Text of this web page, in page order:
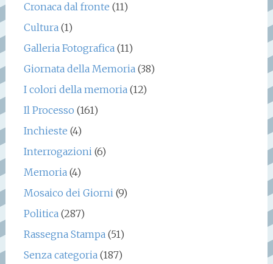
Cronaca dal fronte (11)
Cultura(1)
Galleria Fotografica(11)
Giornata della Memoria(38)
I colori della memoria(12)
Il Processo (161)
Inchieste (4)
Interrogazioni(6)
Memoria(4)
Mosaico dei Giorni(9)
Politica(287)
Rassegna Stampa(51)
Senza categoria(187)